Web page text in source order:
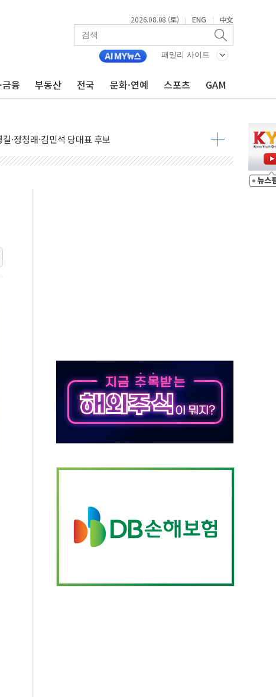
2026.08.08 (토) | ENG | 中文
패밀리 사이트
금융 부동산 전국 문화·연예 스포츠 GAM
차 재역전 성공...金 45.42% vs 鄭 44.56%
선서 정청래에 승리...47.75% vs 42.08%
보
발표...김민석 45.09% 정청래 43.27% 송영길 11.63%
발표...김민석 52.64% 정청래 39.89% 송영길 7.47%
…공습 한계·탄약 부족 현실화
대 50㎜ 폭우…강원 동해안 강한 비 이어져
환경미화원 수거차에 치여 사망
동…60대 남성 2명 숨져
보는 일 없게"…'결혼 페널티' 22개 과제 손본다
기 살해 10대 아들 체포
' 받아친 정청래…제주 연설서 신경전 고조
지시…與 "적극 환영"·野 "졸속 국정"
보…10일까지 최대 3.5m 높은 물결